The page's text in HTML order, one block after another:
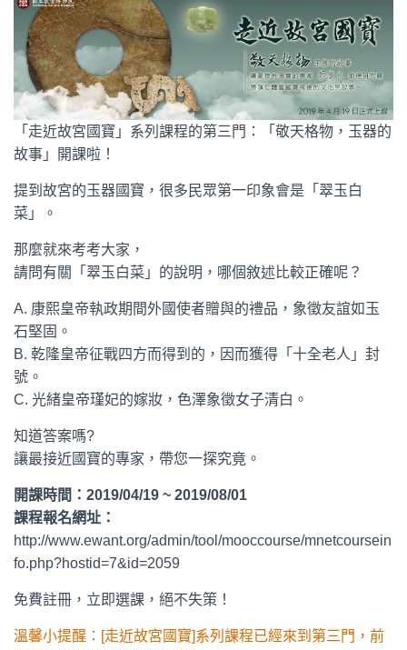
「走近故宮國寶」系列課程的第三門：「敬天格物，玉器的
故事」開課啦！
提到故宮的玉器國寶，很多民眾第一印象會是「翠玉白
菜」。
那麼就來考考大家，
請問有關「翠玉白菜」的說明，哪個敘述比較正確呢？
A. 康熙皇帝執政期間外國使者贈與的禮品，象徵友誼如玉
石堅固。
B. 乾隆皇帝征戰四方而得到的，因而獲得「十全老人」封
號。
C. 光緒皇帝瑾妃的嫁妝，色澤象徵女子清白。
知道答案嗎?
讓最接近國寶的專家，帶您一探究竟。
開課時間：2019/04/19 ~ 2019/08/01
課程報名網址：
http://www.ewant.org/admin/tool/mooccourse/mnetcoursein
fo.php?hostid=7&id=2059
免費註冊，立即選課，絕不失策！
溫馨小提醒：[走近故宮國寶]系列課程已經來到第三門，前